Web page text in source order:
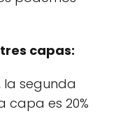
capas:
la segunda
capa es 20%